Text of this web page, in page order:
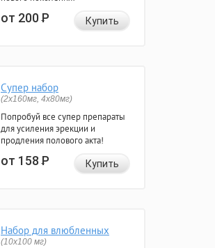
от 200Р Купить
Супер набор
(2х160мг, 4х80мг)
Попробуй все супер препараты
для усиления эрекции и
продления полового акта!
от 158Р Купить
Набор для влюбленных
(10х100 мг)